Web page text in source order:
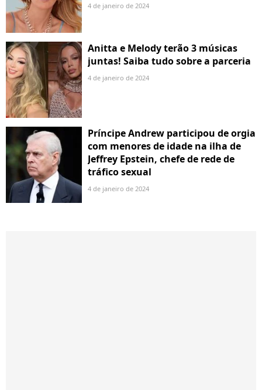
4 de janeiro de 2024
Anitta e Melody terão 3 músicas
juntas! Saiba tudo sobre a parceria
4 de janeiro de 2024
Príncipe Andrew participou de orgia
com menores de idade na ilha de
Jeffrey Epstein, chefe de rede de
tráfico sexual
4 de janeiro de 2024